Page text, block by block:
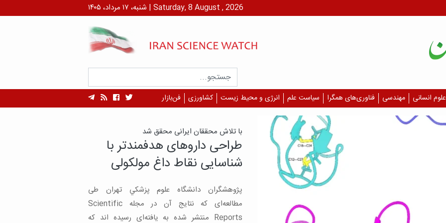
شنبه، ۱۷ مرداد، ۱۴۰۵ | Saturday, 8 August , 2026
علوم انسانی مهندسی فناوری‌های همگرا سیاست علم انرژی و محیط زیست کشاورزی فن‌بازار
یافته‌های یک مطالعه:
آسیب‌های اچ‌آی‌وی به شبکیه
چشم را با وجود بینایی جدی
بگیرید/ ابزار کنترل در دسترس
است